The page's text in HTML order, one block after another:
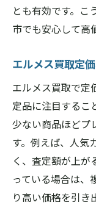
とも有効です。こ
市でも安心して高
エルメス買取定
エルメス買取で定
定品に注目するこ
少ない商品ほどプ
す。例えば、人気
く、査定額が上が
っている場合は、
り高い価格を引き